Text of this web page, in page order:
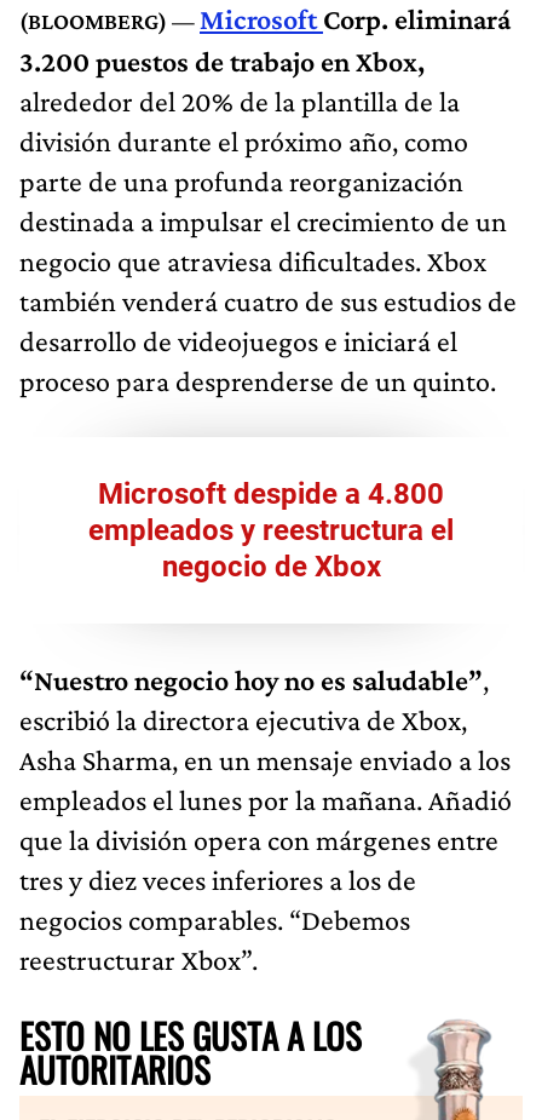
MicrosoftCorp. eliminará
3.200 puestos de trabajo en Xbox,
alrededor del 20% de la plantilla de la
división durante el próximo año, como
parte de una profunda reorganización
destinada a impulsar el crecimiento de un
negocio que atraviesa dificultades. Xbox
también venderá cuatro de sus estudios de
desarrollo de videojuegos e iniciará el
proceso para desprenderse de un quinto.
Microsoft despide a 4.800
empleados y reestructura el
negocio de Xbox
“Nuestro negocio hoy no es saludable”,
escribió la directora ejecutiva de Xbox,
Asha Sharma, en un mensaje enviado a los
empleados el lunes por la mañana. Añadió
que la división opera con márgenes entre
tres y diez veces inferiores a los de
negocios comparables. “Debemos
reestructurar Xbox”.
ESTO NO LES GUSTA A LOS
AUTORITARIOS